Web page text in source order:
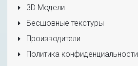
3D Модели
Бесшовные текстуры
Производители
Политика конфиденциальности